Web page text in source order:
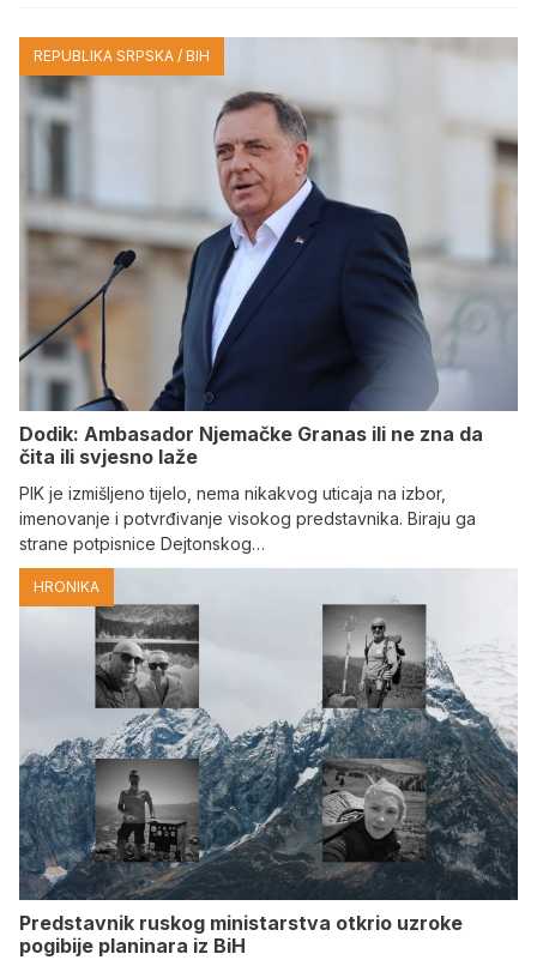
REPUBLIKA SRPSKA / BIH
Dodik: Ambasador Njemačke Granas ili ne zna da
čita ili svjesno laže
PIK je izmišljeno tijelo, nema nikakvog uticaja na izbor,
imenovanje i potvrđivanje visokog predstavnika. Biraju ga
strane potpisnice Dejtonskog…
HRONIKA
Predstavnik ruskog ministarstva otkrio uzroke
pogibije planinara iz BiH